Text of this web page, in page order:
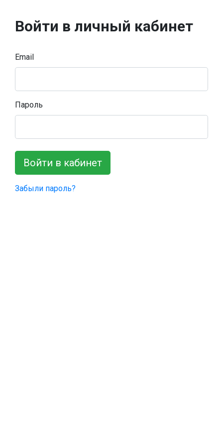
Войти в личный кабинет
Email
Пароль
Войти в кабинет
Забыли пароль?